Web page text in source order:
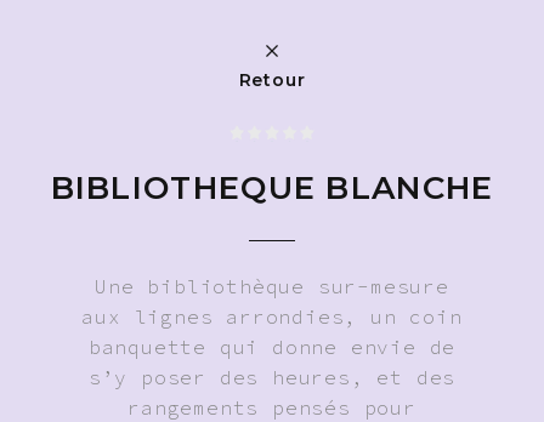
Retour
BIBLIOTHEQUE BLANCHE
Une bibliothèque sur-mesure
aux lignes arrondies, un coin
banquette qui donne envie de
s’y poser des heures, et des
rangements pensés pour